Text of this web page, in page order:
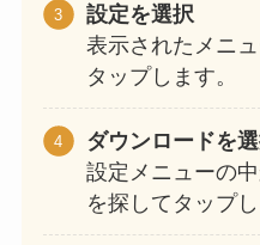
設定を選択
表示されたメニ
タップします。
ダウンロードを
設定メニューの
を探してタップし